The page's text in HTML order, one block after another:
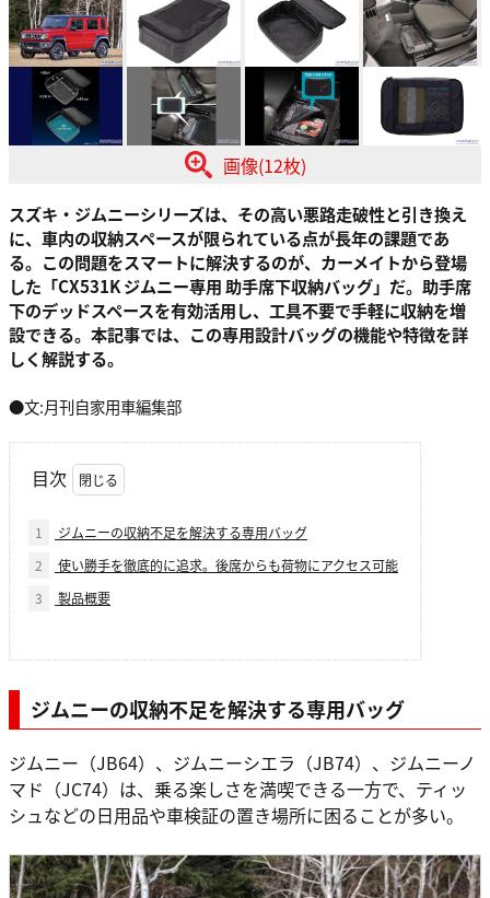
画像(12枚)
スズキ・ジムニーシリーズは、その高い悪路走破性と引き換え
に、車内の収納スペースが限られている点が長年の課題であ
る。この問題をスマートに解決するのが、カーメイトから登場
した「CX531K ジムニー専用 助手席下収納バッグ」だ。助手席
下のデッドスペースを有効活用し、工具不要で手軽に収納を増
設できる。本記事では、この専用設計バッグの機能や特徴を詳
しく解説する。
●文:月刊自家用車編集部
目次
1
ジムニーの収納不足を解決する専用バッグ
2
使い勝手を徹底的に追求。後席からも荷物にアクセス可能
3
製品概要
ジムニーの収納不足を解決する専用バッグ
ジムニー（JB64）、ジムニーシエラ（JB74）、ジムニーノ
マド（JC74）は、乗る楽しさを満喫できる一方で、ティッ
シュなどの日用品や車検証の置き場所に困ることが多い。